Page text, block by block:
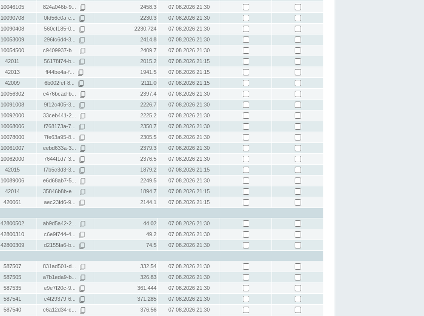
10046105 824a046b-9... 2458.3
07.08.2026 21:30
10090708 0fd56e0a-e... 2230.3
07.08.2026 21:30
10090408 560cf185-0... 2230.724
07.08.2026 21:30
10053009 296fc6d4-3... 2414.8
07.08.2026 21:30
10054500 c9409937-b... 2409.7
07.08.2026 21:30
42011 56178f74-b... 2015.2
07.08.2026 21:15
42013 ff44be4a-f... 1941.5
07.08.2026 21:15
42009 6b002fef-8... 2111.0
07.08.2026 21:15
10056302 e476bcad-b... 2397.4
07.08.2026 21:30
10091008 9f12c405-3... 2226.7
07.08.2026 21:30
10092000 33ceb441-2... 2225.2
07.08.2026 21:30
10068006 f768173a-7... 2350.7
07.08.2026 21:30
10078000 7fe63a95-8... 2305.5
07.08.2026 21:30
10061007 eebd633a-3... 2379.3
07.08.2026 21:30
10062000 7644f1d7-3... 2376.5
07.08.2026 21:30
42015 f7b5c3d3-3... 1879.2
07.08.2026 21:15
10089006 e6d68ab7-5... 2249.5
07.08.2026 21:30
42014 35846b8b-e... 1894.7
07.08.2026 21:15
420061 aec23fd6-9... 2144.1
07.08.2026 21:15
42800502 ab9d5a42-2... 44.02
07.08.2026 21:30
42800310 c6e9f744-4... 49.2
07.08.2026 21:30
42800309 d2155fa6-b... 74.5
07.08.2026 21:30
587507 831ad501-d... 332.54
07.08.2026 21:30
587505 a7b1eda9-b... 326.83
07.08.2026 21:30
587535 e9e7f20c-9... 361.444
07.08.2026 21:30
587541 e4f29379-6... 371.285
07.08.2026 21:30
587540 c6a12d34-c... 376.56
07.08.2026 21:30